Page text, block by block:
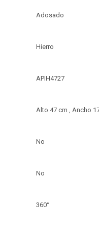
Adosado
Hierro
APIH4727
Alto 47 cm , Ancho
No
No
360°